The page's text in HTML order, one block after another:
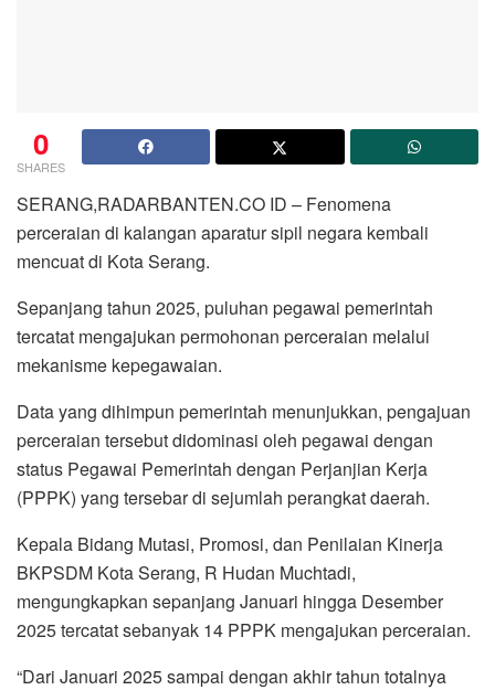
0
SHARES
SERANG,RADARBANTEN.CO ID – Fenomena
perceraian di kalangan aparatur sipil negara kembali
mencuat di Kota Serang.
Sepanjang tahun 2025, puluhan pegawai pemerintah
tercatat mengajukan permohonan perceraian melalui
mekanisme kepegawaian.
Data yang dihimpun pemerintah menunjukkan, pengajuan
perceraian tersebut didominasi oleh pegawai dengan
status Pegawai Pemerintah dengan Perjanjian Kerja
(PPPK) yang tersebar di sejumlah perangkat daerah.
Kepala Bidang Mutasi, Promosi, dan Penilaian Kinerja
BKPSDM Kota Serang, R Hudan Muchtadi,
mengungkapkan sepanjang Januari hingga Desember
2025 tercatat sebanyak 14 PPPK mengajukan perceraian.
“Dari Januari 2025 sampai dengan akhir tahun totalnya